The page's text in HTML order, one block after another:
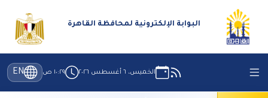
البوابة الإلكترونية لمحافظة القاهرة
الخميس، ٦ أغسطس ٢٠٢٦ ١٠:٢٩ ص EN